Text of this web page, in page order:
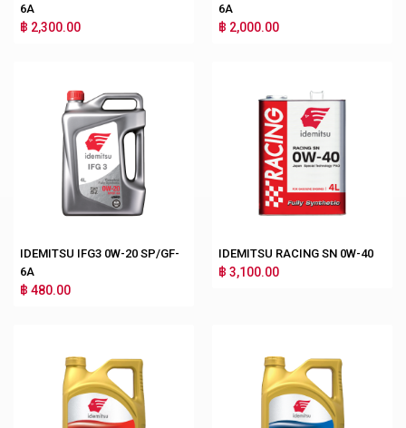
6A
฿ 2,300.00
6A
฿ 2,000.00
IDEMITSU IFG3 0W-20 SP/GF-
6A
฿ 480.00
IDEMITSU RACING SN 0W-40
฿ 3,100.00